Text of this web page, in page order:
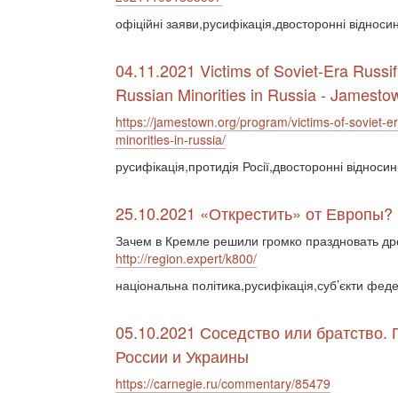
офіційні заяви,русифікація,двосторонні
04.11.2021 Victims of Soviet-Era
Russian Minorities in Russia -
https://jamestown.org/program/victims-of-soviet-
minorities-in-russia/
русифікація,протидія Росії,двосторонні
25.10.2021 «Открестить» от Европы?
Зачем в Кремле решили громко праздновать
http://region.expert/k800/
національна політика,русифікація,суб’єкти
05.10.2021 Соседство или братство.
России и Украины
https://carnegie.ru/commentary/85479